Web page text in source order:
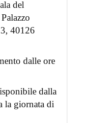
del
40126
dalle ore
dalla
la giornata di